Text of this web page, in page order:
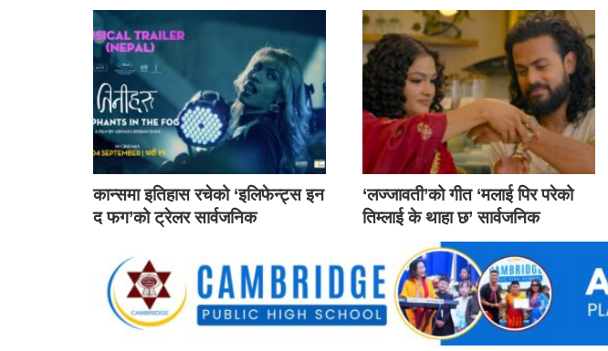
कान्समा इतिहास रचेको ‘इलिफेन्ट्स इन
द फग’को ट्रेलर सार्वजनिक
‘लज्जावती’को गीत ‘मलाई पिर परेको
तिम्लाई के थाहा छ’ सार्वजनिक